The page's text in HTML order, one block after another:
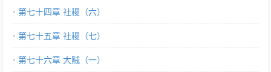
第七十四章 社稷（六）
第七十五章 社稷（七）
第七十六章 大贼（一）